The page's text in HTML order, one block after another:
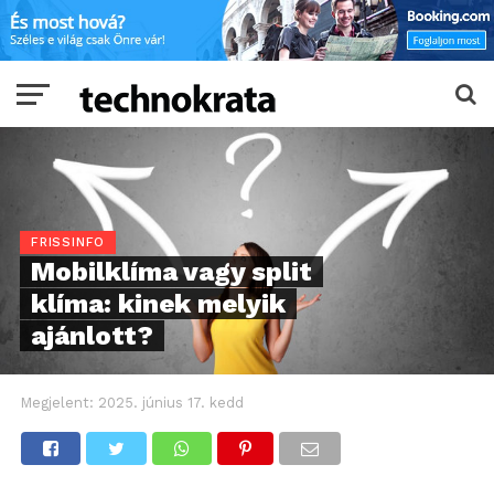
FRISSINFO
Mobilklíma vagy split
klíma: kinek melyik
ajánlott?
Megjelent: 2025. június 17. kedd